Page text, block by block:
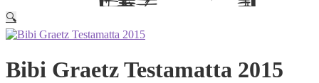
🔍
Bibi Graetz Testamatta 2015